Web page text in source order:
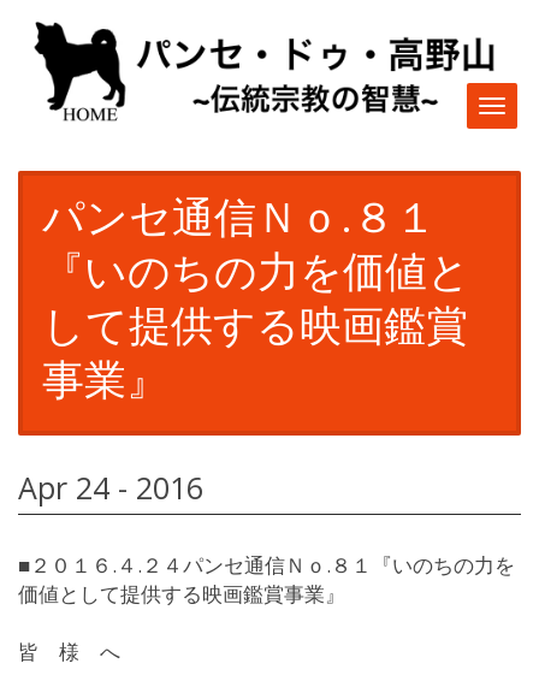
パンセ通信Ｎｏ.８１
『いのちの力を価値と
して提供する映画鑑賞
事業』
Apr 24 - 2016
■２０１６.４.２４パンセ通信Ｎｏ.８１『いのちの力を
価値として提供する映画鑑賞事業』
皆 様 へ